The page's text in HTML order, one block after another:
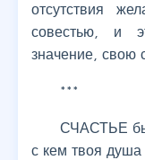
отсутствия
совестью, и
значение, свою
***
СЧАСТЬЕ
с кем твоя душа